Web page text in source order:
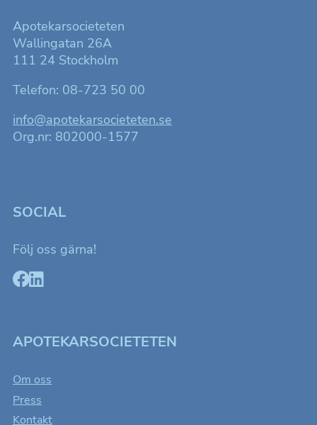
Apotekarsocieteten
Wallingatan 26A
111 24 Stockholm
Telefon: 08-723 50 00
info@apotekarsocieteten.se
Org.nr: 802000-1577
SOCIAL
Följ oss gärna!
APOTEKARSOCIETETEN
Om oss
Press
Kontakt